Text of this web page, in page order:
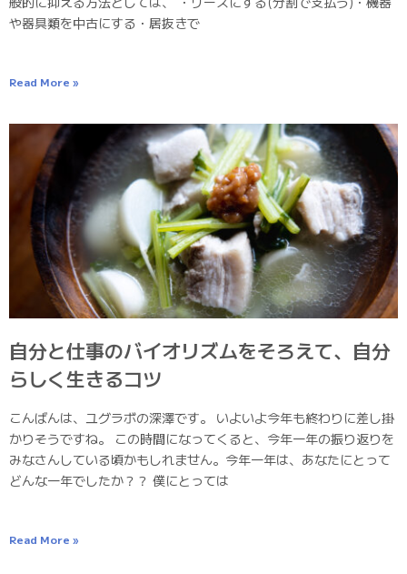
や器具類を中古にする・居抜きで
Read More »
自分と仕事のバイオリズムをそろえて、自分
らしく生きるコツ
こんばんは、ユグラボの深澤です。 いよいよ今年も終わりに差し掛
かりそうですね。 この時間になってくると、今年一年の振り返りを
みなさんしている頃かもしれません。今年一年は、あなたにとって
どんな一年でしたか？？ 僕にとっては
Read More »